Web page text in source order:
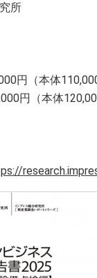
所
（本体110,000
本体120,000